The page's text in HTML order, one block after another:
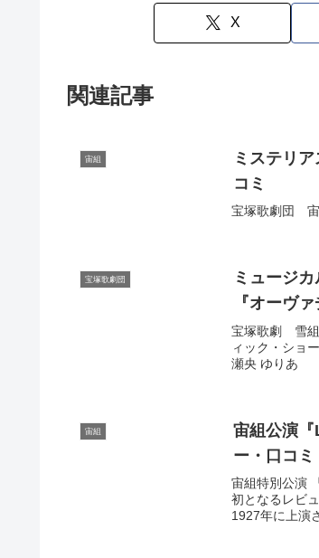
X
関連記事
宙組
ミステリ
コミ
宝塚歌劇団
宝塚歌劇団
ミュージ
『オーヴ
宝塚歌劇 雪組
ィック・ショ
瀬央 ゆりあ
宙組
宙組公演
ー・口コミ
宙組特別公演
初となるレビ
1927年に上演